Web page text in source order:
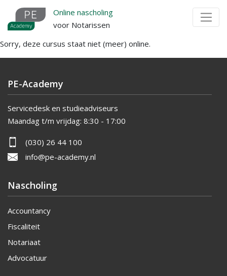
Overslaan
naar
de
inhoud
Online nascholing
voor Notarissen
Sorry, deze cursus staat niet (meer) online.
PE-Academy
Servicedesk en studieadviseurs
Maandag t/m vrijdag: 8:30 - 17:00
(030) 26 44 100
info@pe-academy.nl
Nascholing
Accountancy
Fiscaliteit
Notariaat
Advocatuur